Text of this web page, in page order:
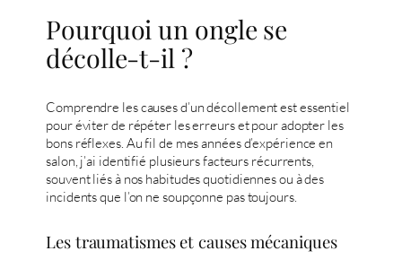
Pourquoi un ongle se
décolle-t-il ?
Comprendre les causes d’un décollement est essentiel
pour éviter de répéter les erreurs et pour adopter les
bons réflexes. Au fil de mes années d’expérience en
salon, j’ai identifié plusieurs facteurs récurrents,
souvent liés à nos habitudes quotidiennes ou à des
incidents que l’on ne soupçonne pas toujours.
Les traumatismes et causes mécaniques